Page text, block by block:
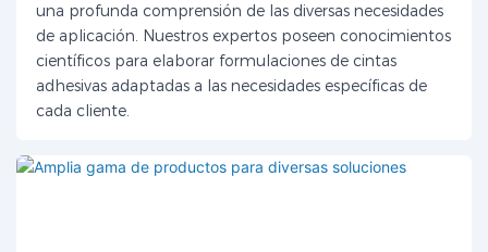
una profunda comprensión de las diversas necesidades
de aplicación. Nuestros expertos poseen conocimientos
científicos para elaborar formulaciones de cintas
adhesivas adaptadas a las necesidades específicas de
cada cliente.